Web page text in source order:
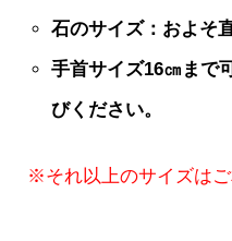
石のサイズ：およそ
手首サイズ16㎝まで
びください。
※それ以上のサイズはご